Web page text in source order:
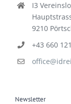
I3
9210
+43 660
Newsletter